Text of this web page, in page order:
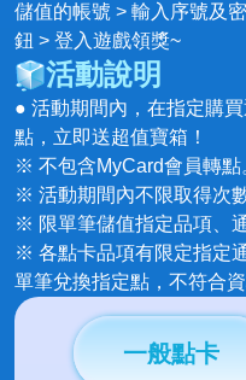
儲值的帳號 > 輸入序號及
鈕 > 登入遊戲領獎~
活動說明
● 活動期間內，在指定購
點，立即送超值寶箱！
※ 不包含MyCard會員轉點
※ 活動期間內不限取得次
※ 限單筆儲值指定品項、
※ 各點卡品項有限定指定
單筆兌換指定點，不符合
一般點卡